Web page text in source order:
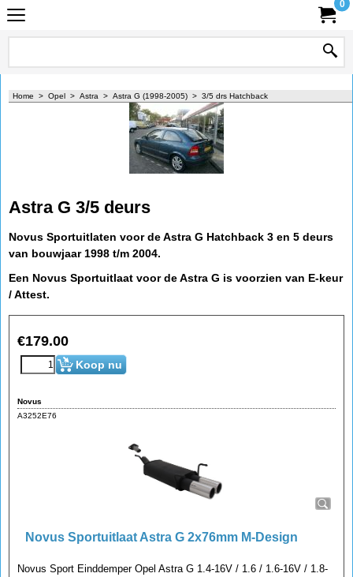
0
Home > Opel > Astra > Astra G (1998-2005) > 3/5 drs Hatchback
Astra G 3/5 deurs
Novus Sportuitlaten voor de Astra G Hatchback 3 en 5 deurs
van bouwjaar 1998 t/m 2004.
Een Novus Sportuitlaat voor de Astra G is voorzien van E-keur
/ Attest.
€179.00
Koop nu
Novus
A3252E76
Novus Sportuitlaat Astra G 2x76mm M-Design
Novus Sport Einddemper Opel Astra G 1.4-16V / 1.6 / 1.6-16V / 1.8-